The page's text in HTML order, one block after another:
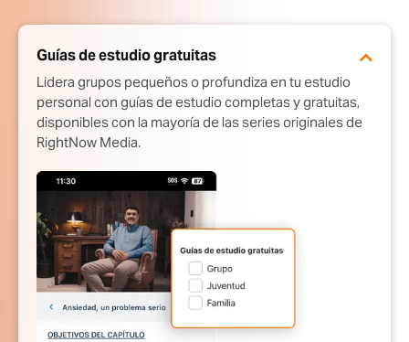
Guías de estudio gratuitas
Lidera grupos pequeños o profundiza en tu estudio
personal con guías de estudio completas y gratuitas,
disponibles con la mayoría de las series originales de
RightNow Media.